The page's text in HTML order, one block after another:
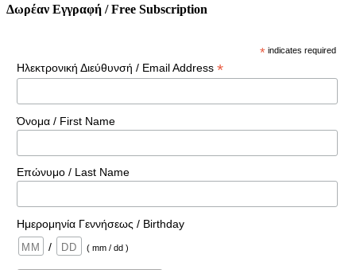
Δωρέαν Εγγραφή / Free Subscription
* indicates required
Ηλεκτρονική Διεύθυνσή / Email Address *
Όνομα / First Name
Επώνυμο / Last Name
Ημερομηνία Γεννήσεως / Birthday
/
( mm / dd )